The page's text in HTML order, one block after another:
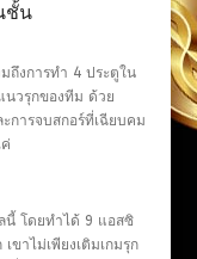
ชั้น
ถึงการทำ 4 ประตูใน
วรุกของทีม ด้วย
การจบสกอร์ที่เฉียบคม
นี้ โดยทำได้ 9 แอสซิ
าไม่เพียงเติมเกมรุก